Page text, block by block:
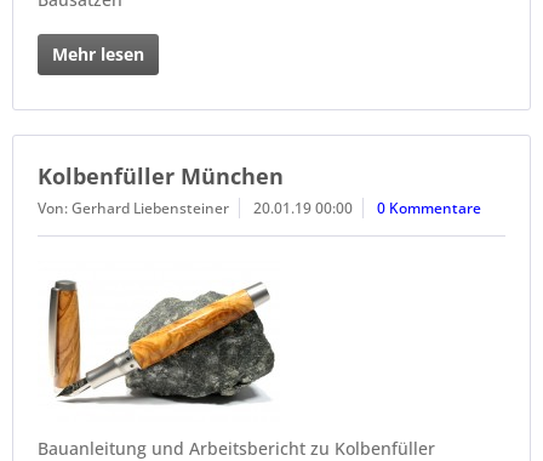
Mehr lesen
Kolbenfüller München
Von: Gerhard Liebensteiner 20.01.19 00:00 0 Kommentare
Bauanleitung und Arbeitsbericht zu Kolbenfüller